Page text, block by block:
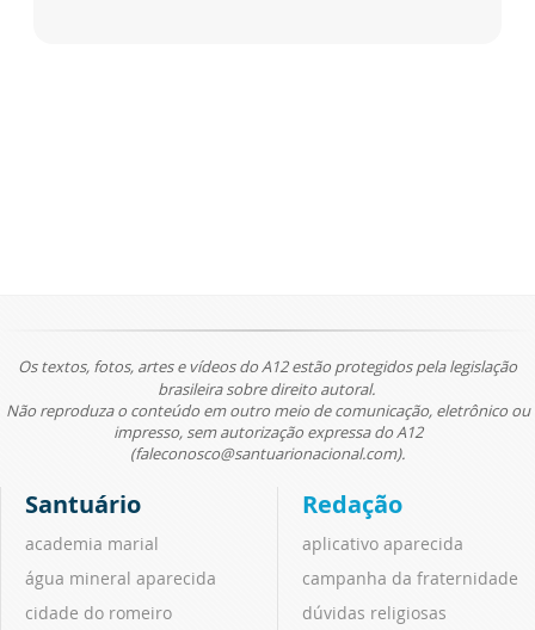
Os textos, fotos, artes e vídeos do A12 estão protegidos pela legislação
brasileira sobre direito autoral.
Não reproduza o conteúdo em outro meio de comunicação, eletrônico ou
impresso, sem autorização expressa do A12
(faleconosco@santuarionacional.com).
Santuário
academia marial
água mineral aparecida
cidade do romeiro
Redação
aplicativo aparecida
campanha da fraternidade
dúvidas religiosas